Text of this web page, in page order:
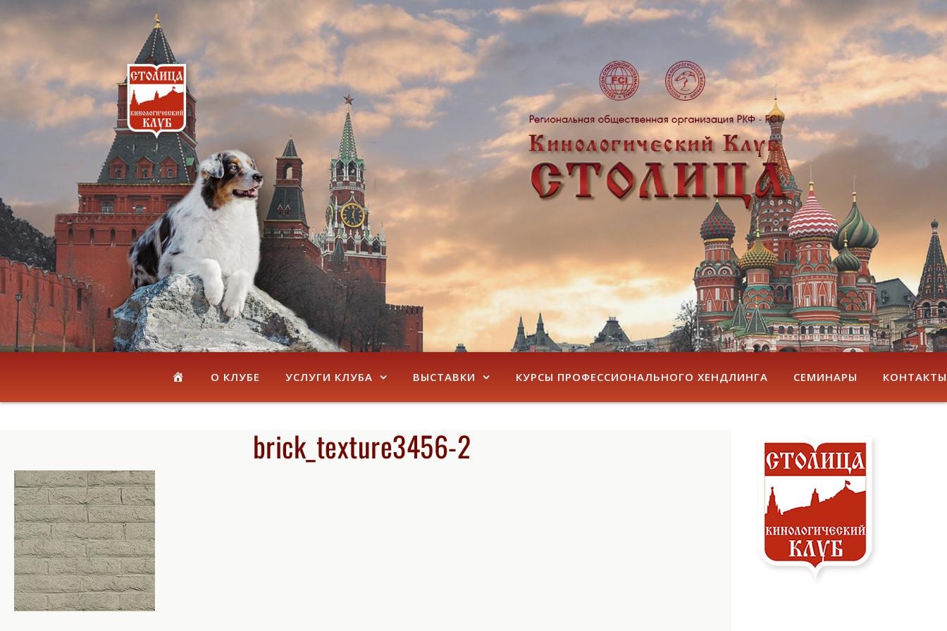
ГЛАВНАЯ
О КЛУБЕ УСЛУГИ КЛУБА ВЫСТАВКИ КУРСЫ ПРОФЕССИОНАЛЬНОГО ХЕНДЛИНГА СЕМИНАРЫ КОНТАКТЫ
brick_texture3456-2